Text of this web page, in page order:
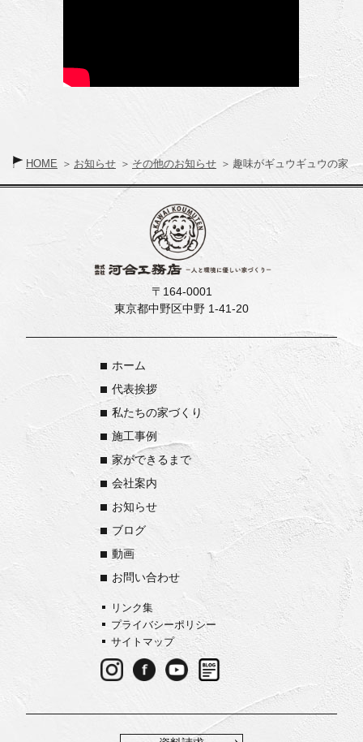
HOME お知らせ その他のお知らせ 趣味がギュウギュウの家
〒164-0001
東京都中野区中野 1-41-20
ホーム
代表挨拶
私たちの家づくり
施工事例
家ができるまで
会社案内
お知らせ
ブログ
動画
お問い合わせ
リンク集
プライバシーポリシー
サイトマップ